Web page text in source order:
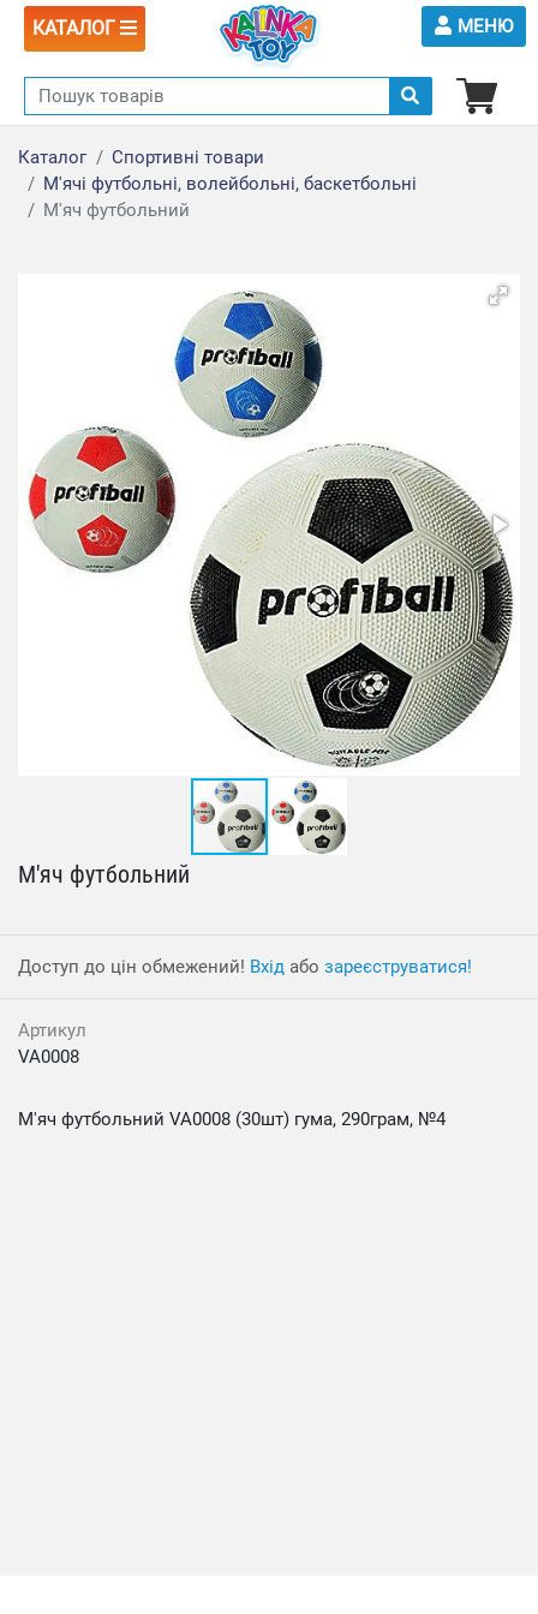
КАТАЛОГ МЕНЮ
Каталог
Спортивні товари
М'ячі футбольні, волейбольні, баскетбольні
М'яч футбольний
М'яч футбольний
Доступ до цін обмежений! Вхід або зареєструватися!
Артикул
VA0008
М'яч футбольний VA0008 (30шт) гума, 290грам, №4